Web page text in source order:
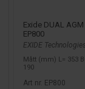
Exide DUAL
EP800
EXIDE Technologies
Mått (mm) L= 353
190
Art nr. EP800